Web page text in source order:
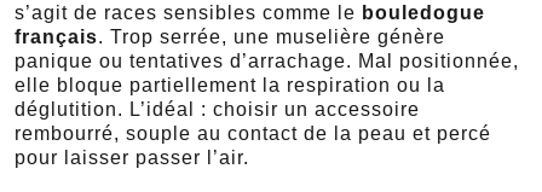
s’agit de races sensibles comme le bouledogue
français. Trop serrée, une muselière génère
panique ou tentatives d’arrachage. Mal positionnée,
elle bloque partiellement la respiration ou la
déglutition. L’idéal : choisir un accessoire
rembourré, souple au contact de la peau et percé
pour laisser passer l’air.